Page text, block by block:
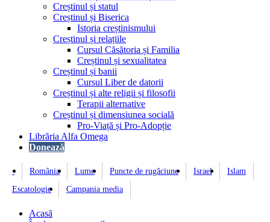
Creștinul și statul
Creștinul și Biserica
Istoria creștinismului
Creștinul și relațiile
Cursul Căsătoria și Familia
Creștinul și sexualitatea
Creștinul și banii
Cursul Liber de datorii
Creștinul și alte religii și filosofii
Terapii alternative
Creștinul și dimensiunea socială
Pro-Viață și Pro-Adopție
Librăria Alfa Omega
Donează
România Lume Puncte de rugăciune Israel
Islam
Escatologie
Campania media
Acasă